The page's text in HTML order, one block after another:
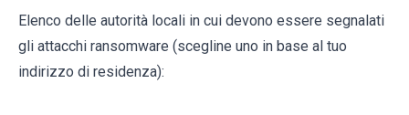
Elenco delle autorità locali in cui devono essere segnalati
gli attacchi ransomware (scegline uno in base al tuo
indirizzo di residenza):